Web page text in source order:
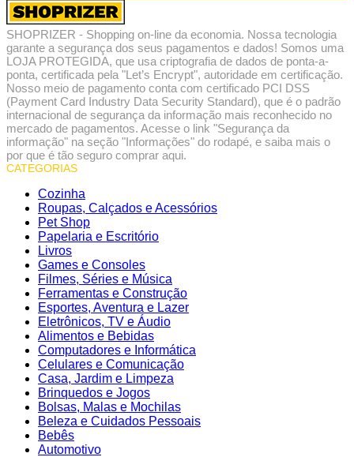
SHOPRIZER - Shopping on-line da economia. Nossa tecnologia
garante a segurança dos seus pagamentos e dados! Somos uma
LOJA PROTEGIDA, que usa criptografia de dados de ponta-a-
ponta, certificada pela "Let’s Encrypt", autoridade em certificação.
Nosso meio de pagamento conta com certificado PCI DSS
(Payment Card Industry Data Security Standard), que é o padrão
internacional de segurança da informação mais reconhecido no
mercado de pagamentos. Acesse o link "Segurança da
informação" na seção "Informações" do rodapé, e saiba mais o
por que é tão seguro comprar aqui.
CATEGORIAS
Cozinha
Roupas, Calçados e Acessórios
Pet Shop
Papelaria e Escritório
Livros
Games e Consoles
Filmes, Séries e Música
Ferramentas e Construção
Esportes, Aventura e Lazer
Eletrônicos, TV e Áudio
Alimentos e Bebidas
Computadores e Informática
Celulares e Comunicação
Casa, Jardim e Limpeza
Brinquedos e Jogos
Bolsas, Malas e Mochilas
Beleza e Cuidados Pessoais
Bebês
Automotivo